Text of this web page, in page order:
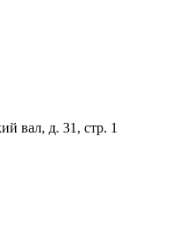
вал, д. 31, стр. 1